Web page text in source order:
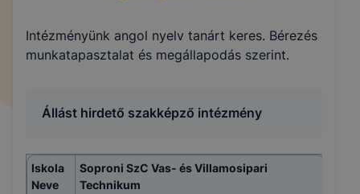
Intézményünk angol nyelv tanárt keres. Bérezés
munkatapasztalat és megállapodás szerint.
Állást hirdető szakképző intézmény
Iskola
Neve
Soproni SzC Vas- és Villamosipari
Technikum